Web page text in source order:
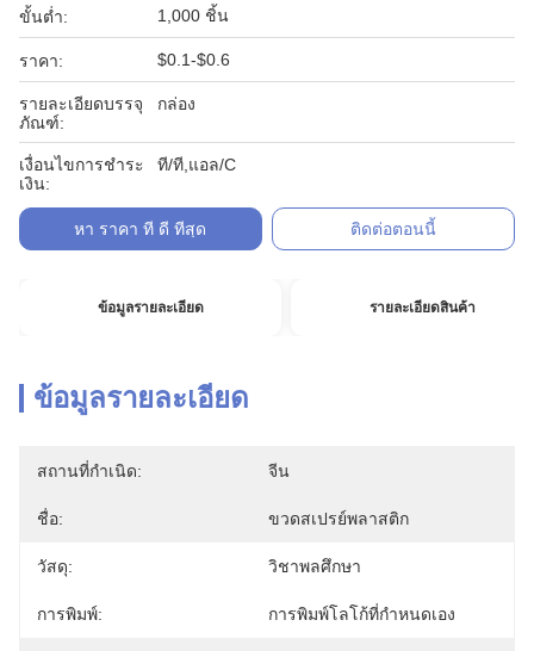
ขั้นต่ำ: 1,000 ชิ้น
ราคา: $0.1-$0.6
รายละเอียดบรรจุ
ภัณฑ์:
กล่อง
เงื่อนไขการชำระ
เงิน:
ที/ที,แอล/C
หา ราคา ที่ ดี ที่สุด ติดต่อตอนนี้
ข้อมูลรายละเอียด รายละเอียดสินค้า
ข้อมูลรายละเอียด
สถานที่กำเนิด: จีน
ชื่อ: ขวดสเปรย์พลาสติก
วัสดุ: วิชาพลศึกษา
การพิมพ์: การพิมพ์โลโก้ที่กำหนดเอง